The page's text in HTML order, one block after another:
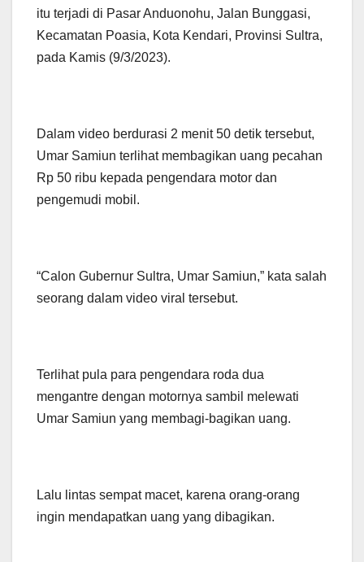
itu terjadi di Pasar Anduonohu, Jalan Bunggasi,
Kecamatan Poasia, Kota Kendari, Provinsi Sultra,
pada Kamis (9/3/2023).
Dalam video berdurasi 2 menit 50 detik tersebut,
Umar Samiun terlihat membagikan uang pecahan
Rp 50 ribu kepada pengendara motor dan
pengemudi mobil.
“Calon Gubernur Sultra, Umar Samiun,” kata salah
seorang dalam video viral tersebut.
Terlihat pula para pengendara roda dua
mengantre dengan motornya sambil melewati
Umar Samiun yang membagi-bagikan uang.
Lalu lintas sempat macet, karena orang-orang
ingin mendapatkan uang yang dibagikan.